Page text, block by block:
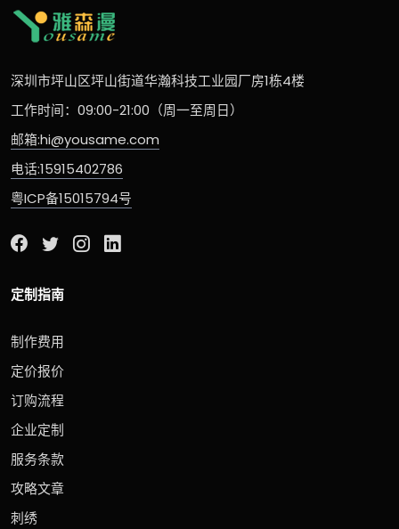
深圳市坪山区坪山街道华瀚科技工业园厂房1栋4楼
工作时间：09:00-21:00（周一至周日）
邮箱:hi@yousame.com
电话:15915402786
粤ICP备15015794号
定制指南
制作费用
定价报价
订购流程
企业定制
服务条款
攻略文章
刺绣